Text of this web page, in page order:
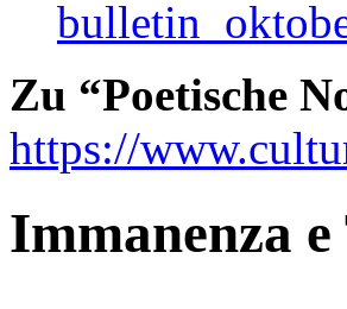
Zu “Poetische
https://
Immanenza e